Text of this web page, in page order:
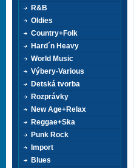
R&B
Oldies
Country+Folk
Hard´n Heavy
World Music
Výbery-Various
Detská tvorba
Rozprávky
New Age+Relax
Reggae+Ska
Punk Rock
Import
Blues